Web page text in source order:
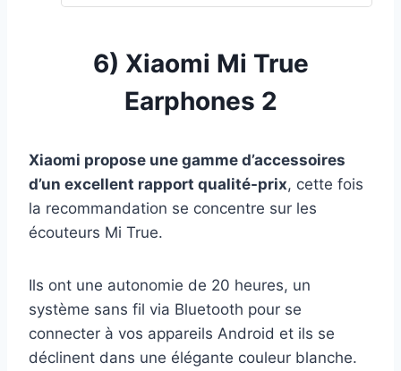
6) Xiaomi Mi True
Earphones 2
Xiaomi propose une gamme d’accessoires
d’un excellent rapport qualité-prix, cette fois
la recommandation se concentre sur les
écouteurs Mi True.
Ils ont une autonomie de 20 heures, un
système sans fil via Bluetooth pour se
connecter à vos appareils Android et ils se
déclinent dans une élégante couleur blanche.